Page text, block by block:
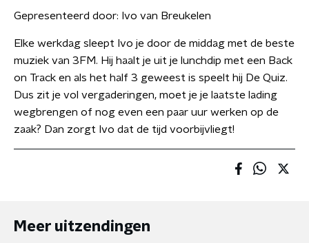
Gepresenteerd door: Ivo van Breukelen
Elke werkdag sleept Ivo je door de middag met de beste
muziek van 3FM. Hij haalt je uit je lunchdip met een Back
on Track en als het half 3 geweest is speelt hij De Quiz.
Dus zit je vol vergaderingen, moet je je laatste lading
wegbrengen of nog even een paar uur werken op de
zaak? Dan zorgt Ivo dat de tijd voorbijvliegt!
Meer uitzendingen